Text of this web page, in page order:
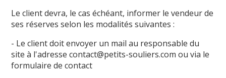
Le client devra, le cas échéant, informer le vendeur de
ses réserves selon les modalités suivantes :
- Le client doit envoyer un mail au responsable du
site à l'adresse contact@petits-souliers.com ou via le
formulaire de contact